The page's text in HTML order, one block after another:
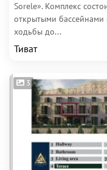
Sorele». Комплекс
открытыми бассейнами
ходьбы до...
Тиват
3